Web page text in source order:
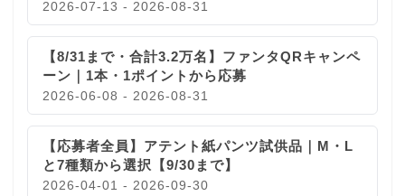
2026-07-13 - 2026-08-31
【8/31まで・合計3.2万名】ファンタQRキャンペ
ーン｜1本・1ポイントから応募
2026-06-08 - 2026-08-31
【応募者全員】アテント紙パンツ試供品｜M・L
と7種類から選択【9/30まで】
2026-04-01 - 2026-09-30